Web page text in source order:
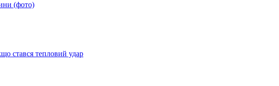
(фото)
стався тепловий удар